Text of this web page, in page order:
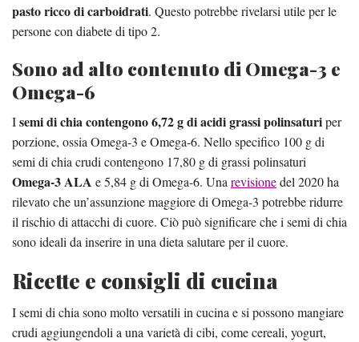
pasto ricco di carboidrati. Questo potrebbe rivelarsi utile per le
persone con diabete di tipo 2.
Sono ad alto contenuto di Omega-3 e
Omega-6
Isemi di chia contengono 6,72 g di acidi grassi polinsaturiper
porzione, ossia Omega-3 e Omega-6. Nello specifico 100 g di
semi di chia crudi contengono 17,80 g di grassi polinsaturi
Omega-3 ALA e 5,84 g di Omega-6. Una revisionedel 2020 ha
rilevato che un’assunzione maggiore di Omega-3 potrebbe ridurre
il rischio di attacchi di cuore. Ciò può significare che i semi di chia
sono ideali da inserire in una dieta salutare per il cuore.
Ricette e consigli di cucina
I semi di chia sono molto versatili in cucina e si possono mangiare
crudi aggiungendoli a una varietà di cibi, come cereali, yogurt,